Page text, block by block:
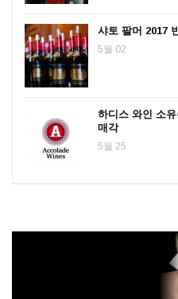
샤토 팔머 2017
5월 02
하디스 와인 소
매각
5월 25